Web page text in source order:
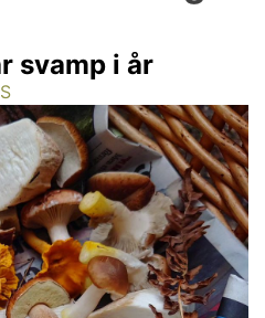
svamp i år